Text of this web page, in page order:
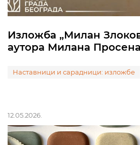
Изложба „Милан
аутора Милана Просена
Наставници и сарадници: изложбе
12.05.2026.